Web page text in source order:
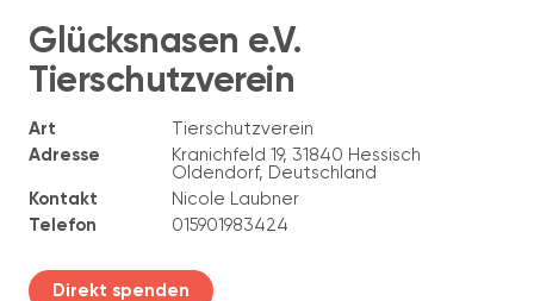
Glücksnasen e.V.
Tierschutzverein
Art
Tierschutzverein
Adresse
Kranichfeld 19, 31840 Hessisch
Oldendorf, Deutschland
Kontakt
Nicole Laubner
Telefon
015901983424
Direkt spenden